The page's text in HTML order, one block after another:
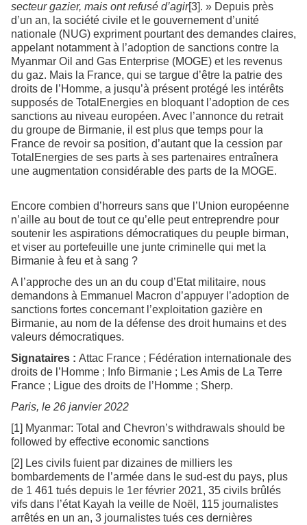
secteur gazier, mais ont refusé d’agir[3]. » Depuis près
d’un an, la société civile et le gouvernement d’unité
nationale (NUG) expriment pourtant des demandes claires,
appelant notamment à l’adoption de sanctions contre la
Myanmar Oil and Gas Enterprise (MOGE) et les revenus
du gaz. Mais la France, qui se targue d’être la patrie des
droits de l’Homme, a jusqu’à présent protégé les intérêts
supposés de TotalEnergies en bloquant l’adoption de ces
sanctions au niveau européen. Avec l’annonce du retrait
du groupe de Birmanie, il est plus que temps pour la
France de revoir sa position, d’autant que la cession par
TotalEnergies de ses parts à ses partenaires entraînera
une augmentation considérable des parts de la MOGE.
Encore combien d’horreurs sans que l’Union européenne
n’aille au bout de tout ce qu’elle peut entreprendre pour
soutenir les aspirations démocratiques du peuple birman,
et viser au portefeuille une junte criminelle qui met la
Birmanie à feu et à sang ?
A l’approche des un an du coup d’Etat militaire, nous
demandons à Emmanuel Macron d’appuyer l’adoption de
sanctions fortes concernant l’exploitation gazière en
Birmanie, au nom de la défense des droit humains et des
valeurs démocratiques.
Signataires : Attac France ; Fédération internationale des
droits de l’Homme ; Info Birmanie ; Les Amis de La Terre
France ; Ligue des droits de l’Homme ; Sherp.
Paris, le 26 janvier 2022
[1] Myanmar: Total and Chevron’s withdrawals should be
followed by effective economic sanctions
[2] Les civils fuient par dizaines de milliers les
bombardements de l’armée dans le sud-est du pays, plus
de 1 461 tués depuis le 1er février 2021, 35 civils brûlés
vifs dans l’état Kayah la veille de Noël, 115 journalistes
arrêtés en un an, 3 journalistes tués ces dernières